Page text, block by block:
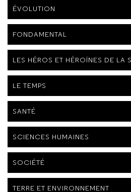
ÉVOLUTION
FONDAMENTAL
LES HÉROS ET HÉROÏNES DE LA
LE TEMPS
SANTÉ
SCIENCES HUMAINES
SOCIÉTÉ
TERRE ET ENVIRONNEMENT